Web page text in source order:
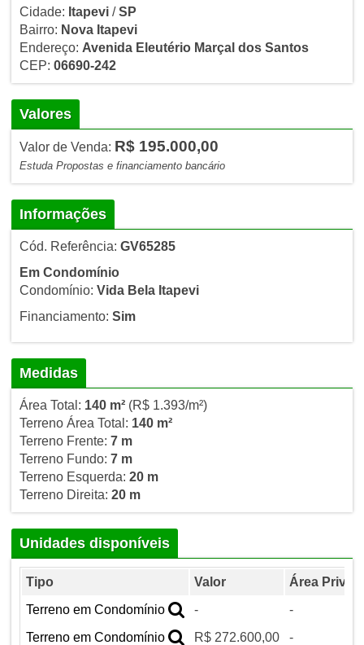
Cidade: Itapevi/SP
Bairro: Nova Itapevi
Endereço: Avenida Eleutério Marçal dos Santos
CEP: 06690-242
Valores
Valor de Venda: R$ 195.000,00
Estuda Propostas e financiamento bancário
Informações
Cód. Referência: GV65285
Em Condomínio
Condomínio: Vida Bela Itapevi
Financiamento: Sim
Medidas
Área Total: 140 m²(R$ 1.393/m²)
Terreno Área Total: 140 m²
Terreno Frente: 7 m
Terreno Fundo: 7 m
Terreno Esquerda: 20 m
Terreno Direita: 20 m
Unidades disponíveis
Tipo Valor
Área
Terreno em Condomínio
-
-
Terreno em Condomínio
R$ 272.600,00
-